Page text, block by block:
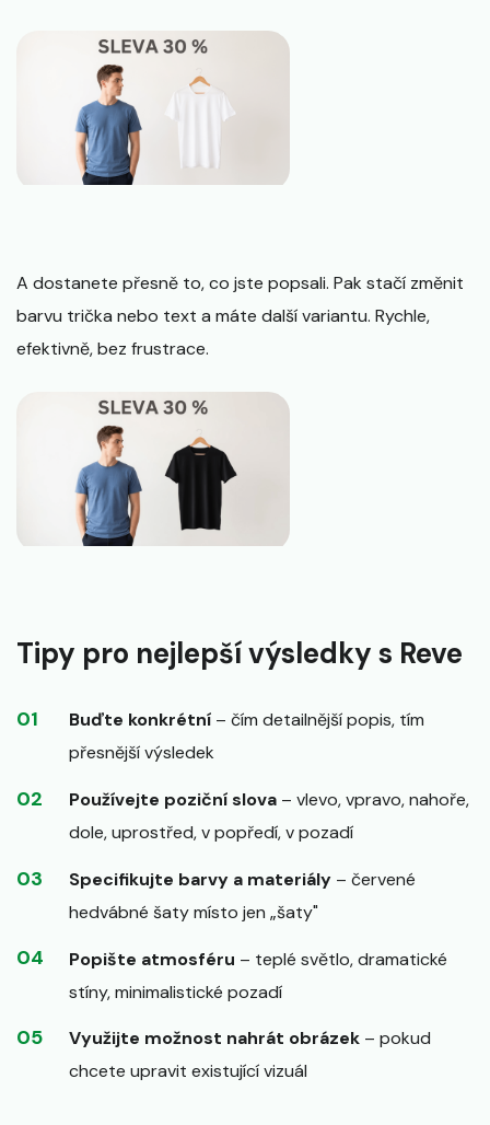
A dostanete přesně to, co jste popsali. Pak stačí změnit
barvu trička nebo text a máte další variantu. Rychle,
efektivně, bez frustrace.
Tipy pro nejlepší výsledky s Reve
Buďte konkrétní – čím detailnější popis, tím
přesnější výsledek
Používejte poziční slova – vlevo, vpravo, nahoře,
dole, uprostřed, v popředí, v pozadí
Specifikujte barvy a materiály – červené
hedvábné šaty místo jen „šaty"
Popište atmosféru – teplé světlo, dramatické
stíny, minimalistické pozadí
Využijte možnost nahrát obrázek – pokud
chcete upravit existující vizuál